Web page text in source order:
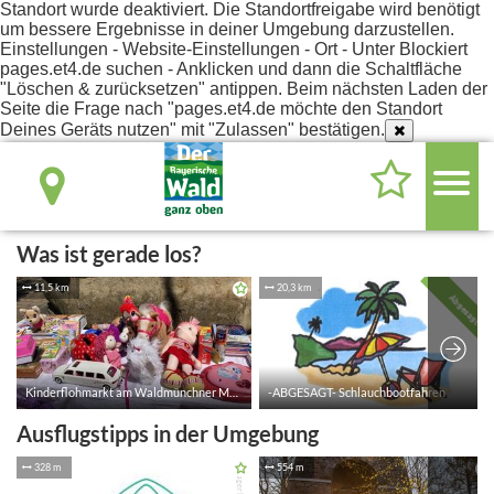
Standort wurde deaktiviert. Die Standortfreigabe wird benötigt
um bessere Ergebnisse in deiner Umgebung darzustellen.
Einstellungen - Website-Einstellungen - Ort - Unter Blockiert
pages.et4.de suchen - Anklicken und dann die Schaltfläche
"Löschen & zurücksetzen" antippen. Beim nächsten Laden der
Seite die Frage nach "pages.et4.de möchte den Standort
Deines Geräts nutzen" mit "Zulassen" bestätigen.
Was ist gerade los?
11,5 km
Ausflugstipps in der Umgebung